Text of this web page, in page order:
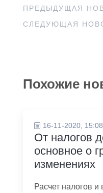
ПРЕДЫДУЩАЯ
СЛЕДУЮЩАЯ
Похожие
16-11-2020, 15:08
От налогов
основное о
изменениях
Расчет налогов